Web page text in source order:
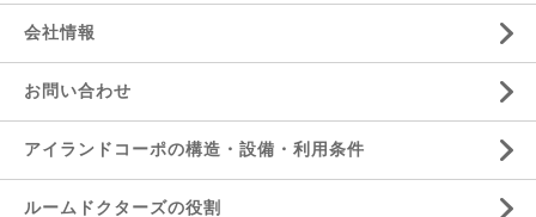
会社情報
お問い合わせ
アイランドコーポの構造・設備・利用条件
ルームドクターズの役割